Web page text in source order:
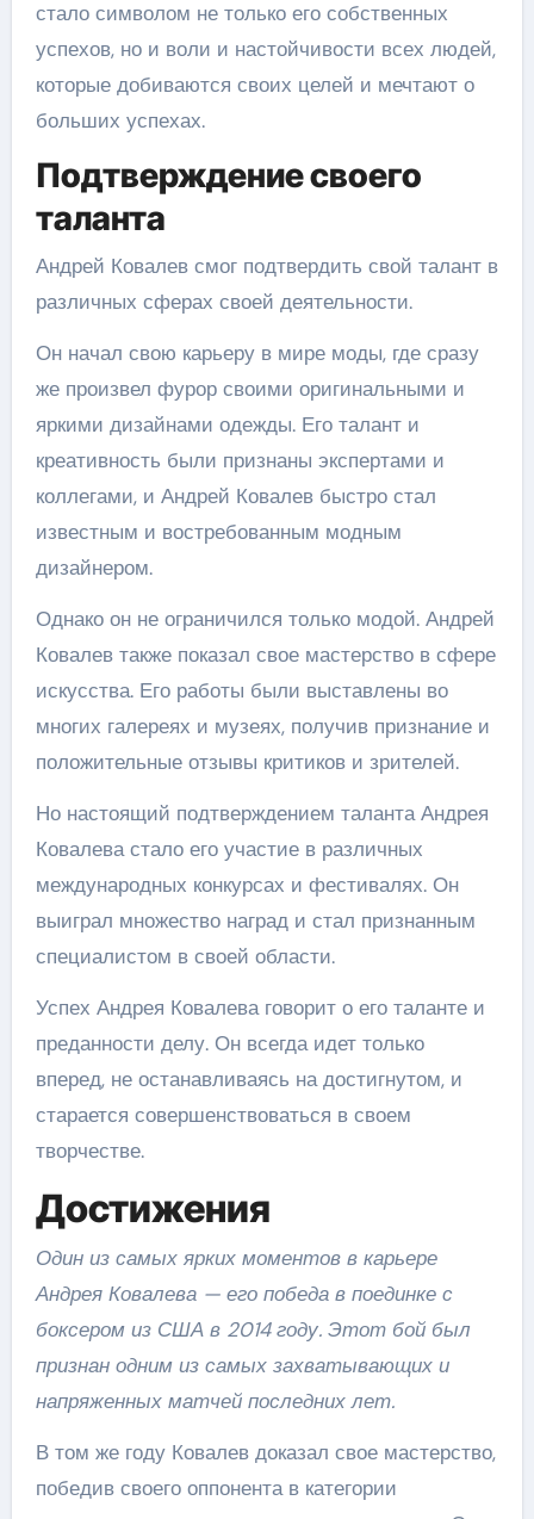
стало символом не только его собственных
успехов, но и воли и настойчивости всех людей,
которые добиваются своих целей и мечтают о
больших успехах.
Подтверждение своего
таланта
Андрей Ковалев смог подтвердить свой талант в
различных сферах своей деятельности.
Он начал свою карьеру в мире моды, где сразу
же произвел фурор своими оригинальными и
яркими дизайнами одежды. Его талант и
креативность были признаны экспертами и
коллегами, и Андрей Ковалев быстро стал
известным и востребованным модным
дизайнером.
Однако он не ограничился только модой. Андрей
Ковалев также показал свое мастерство в сфере
искусства. Его работы были выставлены во
многих галереях и музеях, получив признание и
положительные отзывы критиков и зрителей.
Но настоящий подтверждением таланта Андрея
Ковалева стало его участие в различных
международных конкурсах и фестивалях. Он
выиграл множество наград и стал признанным
специалистом в своей области.
Успех Андрея Ковалева говорит о его таланте и
преданности делу. Он всегда идет только
вперед, не останавливаясь на достигнутом, и
старается совершенствоваться в своем
творчестве.
Достижения
Один из самых ярких моментов в карьере
Андрея Ковалева — его победа в поединке с
боксером из США в 2014 году. Этот бой был
признан одним из самых захватывающих и
напряженных матчей последних лет.
В том же году Ковалев доказал свое мастерство,
победив своего оппонента в категории